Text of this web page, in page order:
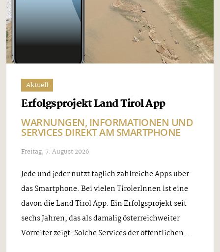
Aktuell
Erfolgsprojekt Land Tirol App
WARNUNGEN, INFORMATIONEN UND
SERVICES DIREKT AM SMARTPHONE
Freitag, 7. August 2026
Jede und jeder nutzt täglich zahlreiche Apps über
das Smartphone. Bei vielen TirolerInnen ist eine
davon die Land Tirol App. Ein Erfolgsprojekt seit
sechs Jahren, das als damalig österreichweiter
Vorreiter zeigt: Solche Services der öffentlichen ...